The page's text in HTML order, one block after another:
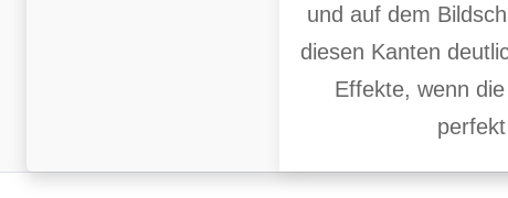
und auf dem
diesen Kanten
Effekte, wenn